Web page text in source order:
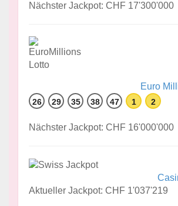
Nächster Jackpot: CHF 17'300'000
Euro
26 29 35 38 47 1 2
Nächster Jackpot: CHF 16'000'000
Aktueller Jackpot: CHF 1'037'219